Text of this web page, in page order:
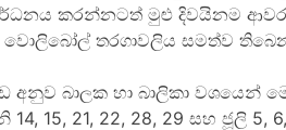
කරන්නටත් මුළු දිවයිනම
වොලිබෝල් තරගාවලිය සමත්ව
අනුව බාලක හා බාලිකා වශයෙන්
21, 22, 28, 29 සහ ජූලි 5, 6,